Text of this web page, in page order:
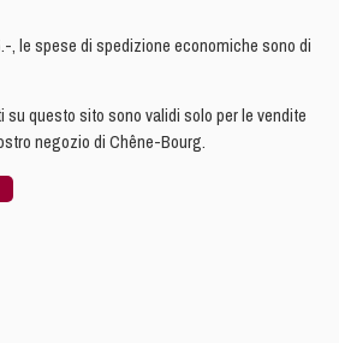
, le spese di spedizione economiche sono di
su questo sito sono validi solo per le vendite
negozio di Chêne-Bourg.